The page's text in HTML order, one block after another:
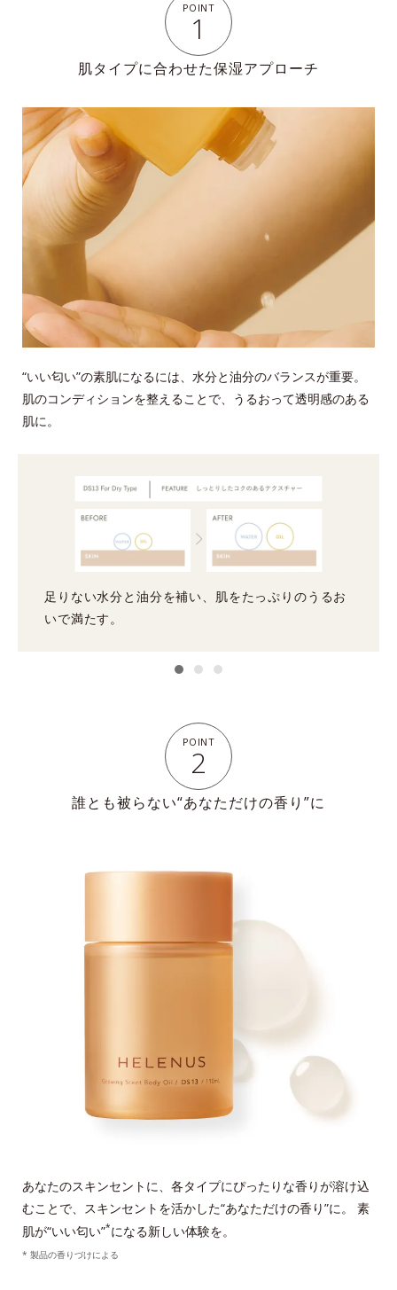
POINT
1
肌タイプに合わせた保湿アプローチ
“いい匂い”の素肌になるには、水分と油分のバランスが重要。
肌のコンディションを整えることで、うるおって透明感のある
肌に。
足りない水分と油分を補い、肌をたっぷりのうるお
いで満たす。
POINT
2
誰とも被らない“あなただけの香り”に
あなたのスキンセントに、各タイプにぴったりな香りが溶け込
むことで、スキンセントを活かした“あなただけの香り”に。 素
肌が“いい匂い”*になる新しい体験を。
* 製品の香りづけによる